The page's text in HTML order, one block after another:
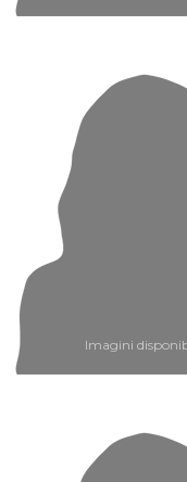
Imagini